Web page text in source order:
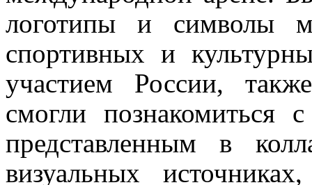
логотипы и символы
спортивных и
участием России,
смогли познакомиться
представленным в
визуальных